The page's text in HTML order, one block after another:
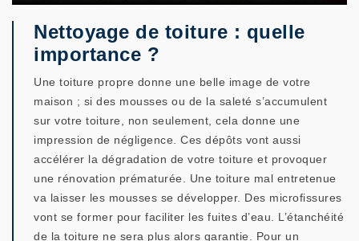
Nettoyage de toiture : quelle
importance ?
Une toiture propre donne une belle image de votre
maison ; si des mousses ou de la saleté s’accumulent
sur votre toiture, non seulement, cela donne une
impression de négligence. Ces dépôts vont aussi
accélérer la dégradation de votre toiture et provoquer
une rénovation prématurée. Une toiture mal entretenue
va laisser les mousses se développer. Des microfissures
vont se former pour faciliter les fuites d’eau. L’étanchéité
de la toiture ne sera plus alors garantie. Pour un